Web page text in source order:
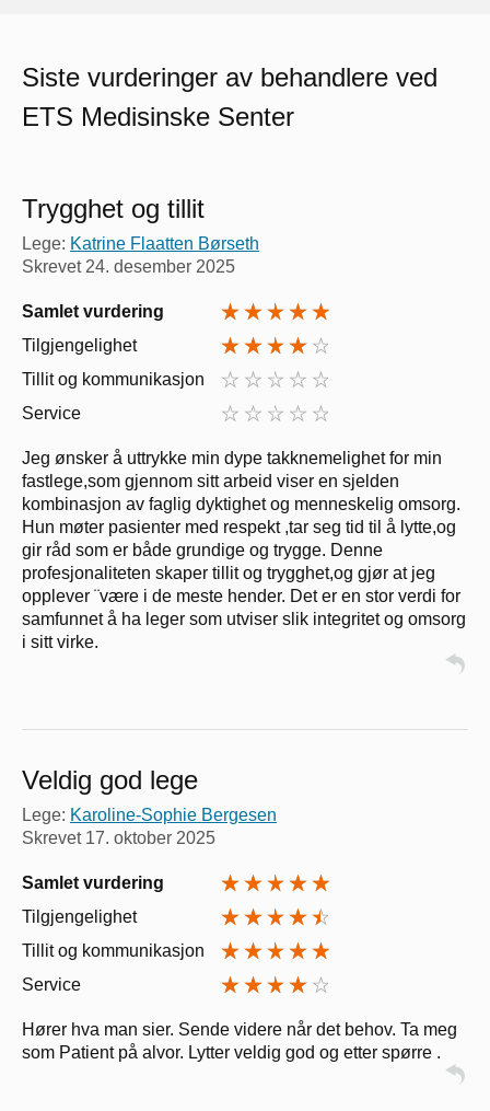
Siste vurderinger av behandlere ved
ETS Medisinske Senter
Trygghet og tillit
Lege: Katrine Flaatten Børseth
Skrevet24. desember 2025
Samlet vurdering
Tilgjengelighet
Tillit og kommunikasjon
Service
Jeg ønsker å uttrykke min dype takknemelighet for min
fastlege,som gjennom sitt arbeid viser en sjelden
kombinasjon av faglig dyktighet og menneskelig omsorg.
Hun møter pasienter med respekt ,tar seg tid til å lytte,og
gir råd som er både grundige og trygge. Denne
profesjonaliteten skaper tillit og trygghet,og gjør at jeg
opplever ¨være i de meste hender. Det er en stor verdi for
samfunnet å ha leger som utviser slik integritet og omsorg
i sitt virke.
Veldig god lege
Lege: Karoline-Sophie Bergesen
Skrevet 17. oktober 2025
Samlet vurdering
Tilgjengelighet
Tillit og kommunikasjon
Service
Hører hva man sier. Sende videre når det behov. Ta meg
som Patient på alvor. Lytter veldig god og etter spørre .